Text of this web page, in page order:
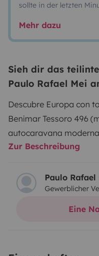
sollte in der letzten
Mehr dazu
Sieh dir das
Paulo Rafael Mei
Descubre Europa con
Benimar Tessoro 496
autocaravana
Con 7,43 m de largo,
manejabilidad, ideal
experiencia como
con motor de 165 CV
Zur Beschreibung
Paulo Rafael
Gewerblicher
Eine